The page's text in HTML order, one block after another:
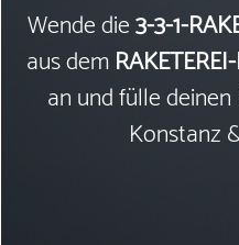
Wende die3-3-1-
aus dem
an und fülle
Konstanz